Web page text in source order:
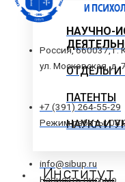
НАУЧНО-
ОТДЕЛЫ И
ПАТЕНТЫ
НАУКА И
Институт
Россия, 660037, г.
ул. Московская, д.
+7 (391) 264-55-29
Режим работы:
info@sibup.ru
Написать письмо